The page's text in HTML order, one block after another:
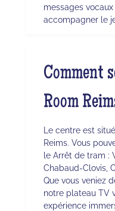
messages
accompagner le
Comment
Room
Le centre est
Reims. Vous
le Arrêt de tram :
Chabaud-Clovis,
Que vous veniez
notre plateau TV
expérience